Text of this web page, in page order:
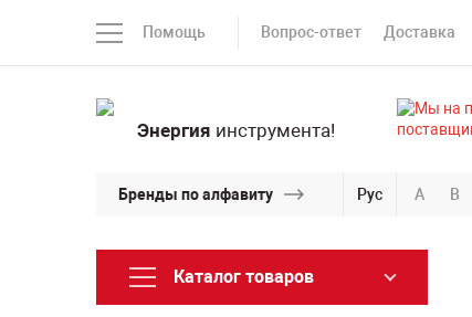
Помощь Вопрос-ответ Доставка
Энергия инструмента!
Бренды по алфавиту Рус A B
Каталог товаров